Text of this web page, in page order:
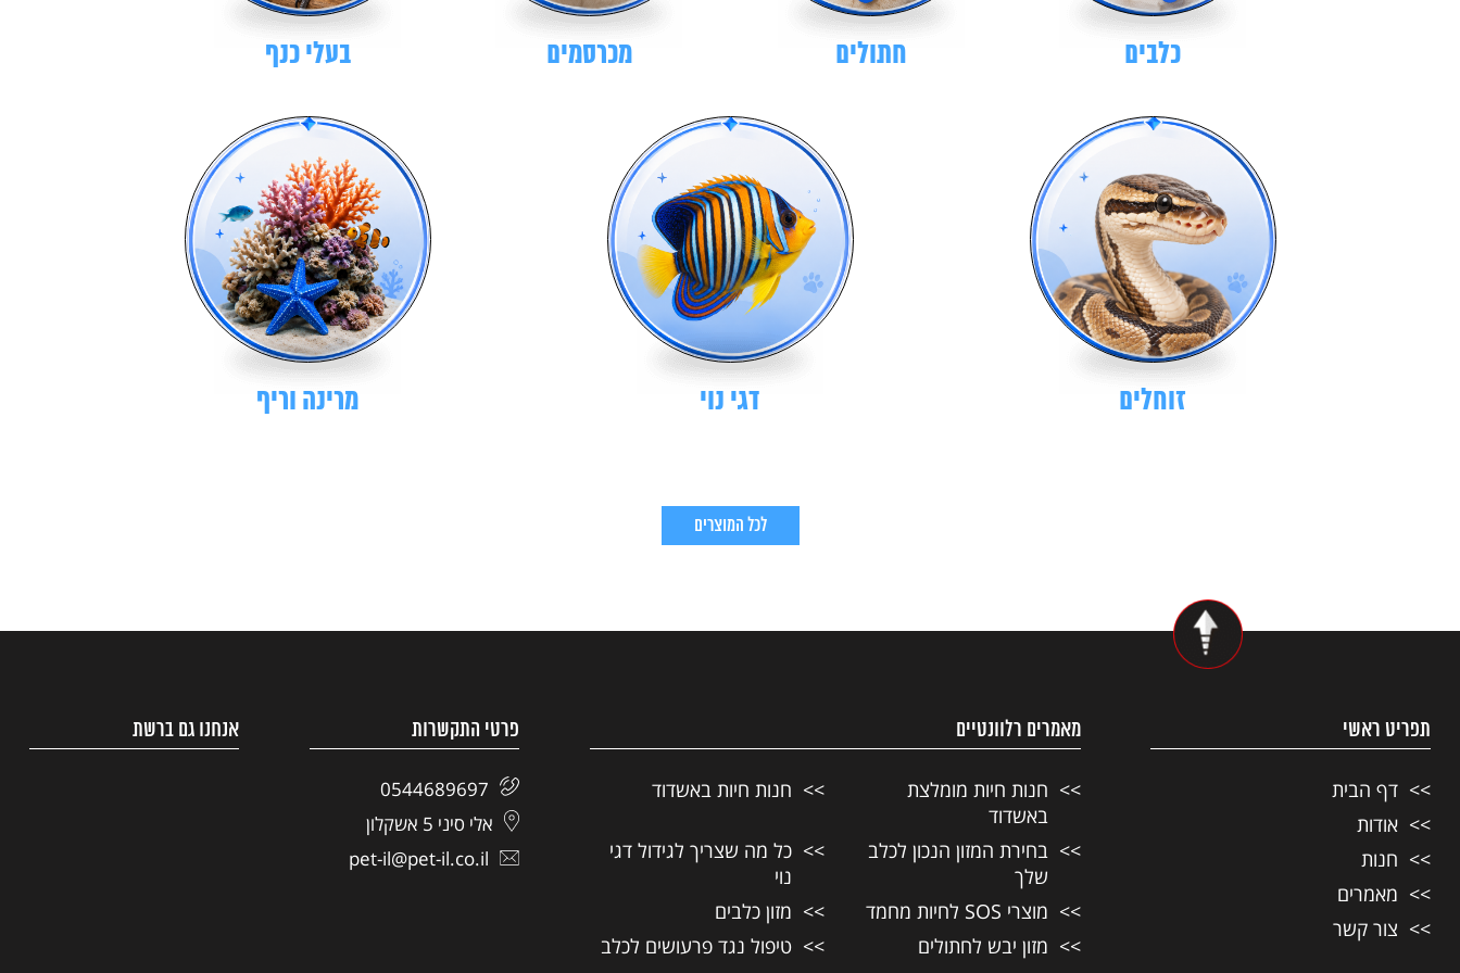
כלבים חתולים מכרסמים בעלי כנף
זוחלים דגי נוי מרינה וריף
לכל המוצרים
תפריט ראשי
דף הבית
אודות
חנות
מאמרים
צור קשר
מאמרים רלוונטיים
חנות חיות מומלצת
באשדוד
חנות חיות באשדוד
בחירת המזון הנכון לכלב
שלך
כל מה שצריך לגידול דגי
נוי
מוצרי SOS לחיות מחמד
מזון כלבים
מזון יבש לחתולים
טיפול נגד פרעושים לכלב
פרטי התקשרות
0544689697
אלי סיני 5 אשקלון
pet-il@pet-il.co.il
אנחנו גם ברשת